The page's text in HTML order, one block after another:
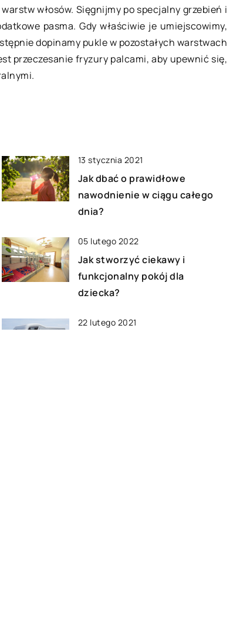
włosów. Sięgnijmy po specjalny grzebień i
pasma. Gdy właściwie je umiejscowimy,
dopinamy pukle w pozostałych warstwach
przeczesanie fryzury palcami, aby upewnić się,
13 stycznia 2021
Jak dbać o prawidłowe
nawodnienie w ciągu całego
dnia?
05 lutego 2022
Jak stworzyć ciekawy i
funkcjonalny pokój dla
dziecka?
22 lutego 2021
11 stycznia 2022
Jak często trzeba robić przegląd
techniczny pojazdu?